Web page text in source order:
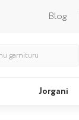
Blog
Jorgani